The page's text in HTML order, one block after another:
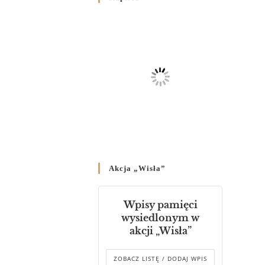
Родин
Справ Молоді та встановленя
складу Катихитичної Комісії
днях 2-12 липня 2024 р.”
Декрет єпископів
Перемисько-Варшавської
Митрополії стосовно
звершування Божественної
літургії
Akcja „Wisła”
Wpisy pamięci
wysiedlonym w
akcji „Wisła”
ZOBACZ LISTĘ / DODAJ WPIS